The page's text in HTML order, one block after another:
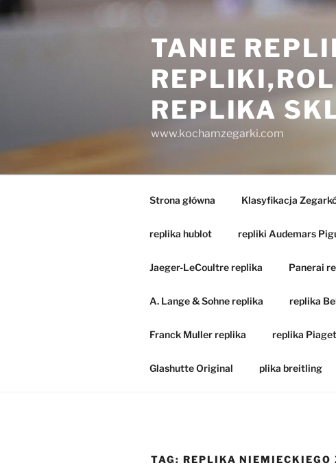
do
TANIE
REPLIKA
www.kochamzegarki.com
Strona główna Klasyfikacja
replika hublot repliki Audemars
Jaeger-LeCoultre replika Panerai
A. Lange & Sohne replika replika
Franck Muller replika replika Piaget
Glashutte Original plika breitling
TAG: REPLIKA NIEMIECKIEGO